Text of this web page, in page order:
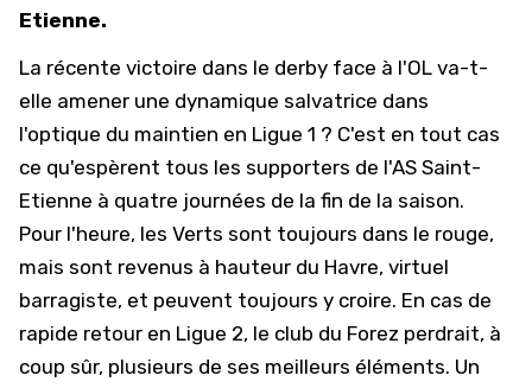
Etienne.
La récente victoire dans le derby face à l'OL va-t-
elle amener une dynamique salvatrice dans
l'optique du maintien en Ligue 1 ? C'est en tout cas
ce qu'espèrent tous les supporters de l'AS Saint-
Etienne à quatre journées de la fin de la saison.
Pour l'heure, les Verts sont toujours dans le rouge,
mais sont revenus à hauteur du Havre, virtuel
barragiste, et peuvent toujours y croire. En cas de
rapide retour en Ligue 2, le club du Forez perdrait, à
coup sûr, plusieurs de ses meilleurs éléments. Un